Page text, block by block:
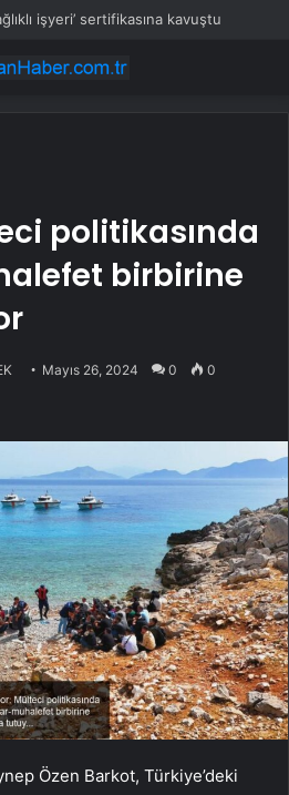
işyeri’ sertifikasına kavuştu
politikasında
birbirine
Mayıs 26, 2024 0 0
Özen Barkot, Türkiye’deki